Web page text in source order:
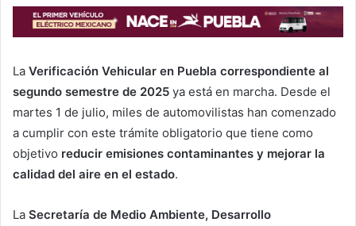
La Verificación Vehicular en Puebla correspondiente al
segundo semestre de 2025 ya está en marcha. Desde el
martes 1 de julio, miles de automovilistas han comenzado
a cumplir con este trámite obligatorio que tiene como
objetivo reducir emisiones contaminantes y mejorar la
calidad del aire en el estado.
La Secretaría de Medio Ambiente, Desarrollo